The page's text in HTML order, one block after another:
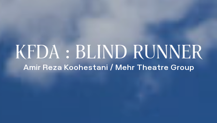
KFDA : BLIND RUNNER
Amir Reza Koohestani / Mehr Theatre Group